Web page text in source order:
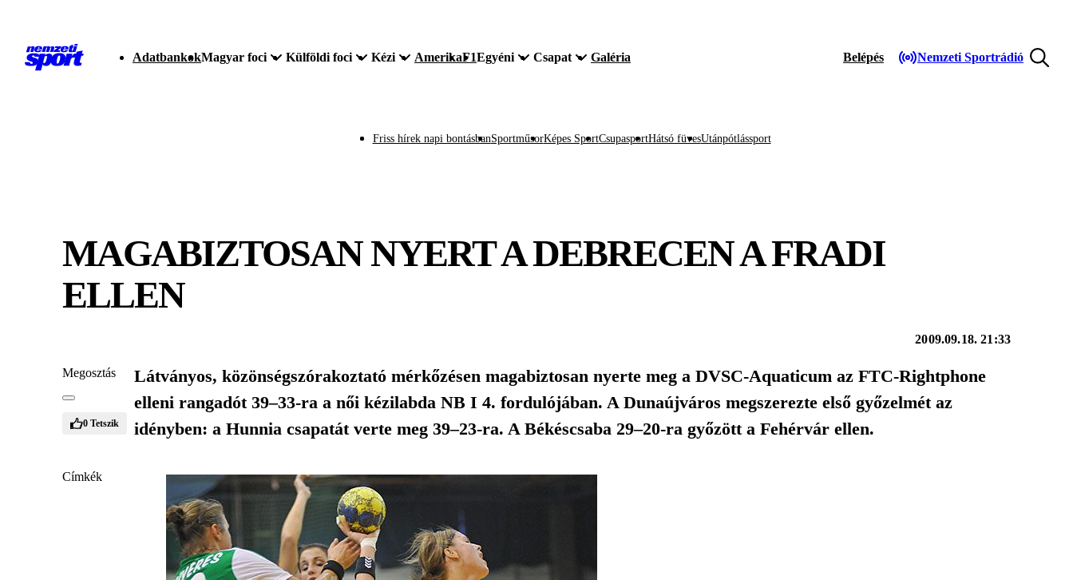
AdatbankokMagyar foci Külföldi foci Kézi AmerikaF1Egyéni Csapat Galéria Belépés Nemzeti Sportrádió
Friss hírek napi bontásbanSportműsorKépes SportCsupasportHátsó füvesUtánpótlássport
MAGABIZTOSAN NYERT A DEBRECEN A FRADI
ELLEN
2009.09.18. 21:33
Megosztás
0 Tetszik
Címkék
Látványos, közönségszórakoztató mérkőzésen magabiztosan nyerte meg a DVSC-Aquaticum az FTC-Rightphone
elleni rangadót 39–33-ra a női kézilabda NB I 4. fordulójában. A Dunaújváros megszerezte első győzelmét az
idényben: a Hunnia csapatát verte meg 39–23-ra. A Békéscsaba 29–20-ra győzött a Fehérvár ellen.